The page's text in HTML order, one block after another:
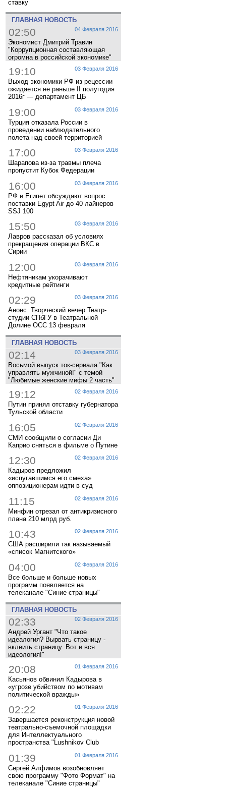
ставку
ГЛАВНАЯ НОВОСТЬ
04 Февраля 2016
02:50
Экономист Дмитрий Травин
"Коррупционная составляющая
огромна в российской экономике"
03 Февраля 2016
19:10
Выход экономики РФ из рецессии
ожидается не раньше II полугодия
2016г — департамент ЦБ
03 Февраля 2016
19:00
Турция отказала России в
проведении наблюдательного
полета над своей территорией
03 Февраля 2016
17:00
Шарапова из-за травмы плеча
пропустит Кубок Федерации
03 Февраля 2016
16:00
РФ и Египет обсуждают вопрос
поставки Egypt Air до 40 лайнеров
SSJ 100
03 Февраля 2016
15:50
Лавров рассказал об условиях
прекращения операции ВКС в
Сирии
03 Февраля 2016
12:00
Нефтяникам укорачивают
кредитные рейтинги
03 Февраля 2016
02:29
Анонс. Творческий вечер Театр-
студии СПбГУ в Театральной
Долине ОСС 13 февраля
ГЛАВНАЯ НОВОСТЬ
03 Февраля 2016
02:14
Восьмой выпуск ток-сериала "Как
управлять мужчиной!" с темой
"Любимые женские мифы 2 часть"
02 Февраля 2016
19:12
Путин принял отставку губернатора
Тульской области
02 Февраля 2016
16:05
СМИ сообщили о согласии Ди
Каприо сняться в фильме о Путине
02 Февраля 2016
12:30
Кадыров предложил
«испугавшимся его смеха»
оппозиционерам идти в суд
02 Февраля 2016
11:15
Минфин отрезал от антикризисного
плана 210 млрд руб.
02 Февраля 2016
10:43
США расширили так называемый
«список Магнитского»
02 Февраля 2016
04:00
Все больше и больше новых
программ появляется на
телеканале "Синие страницы"
ГЛАВНАЯ НОВОСТЬ
02 Февраля 2016
02:33
Андрей Ургант "Что такое
идеалогия? Вырвать страницу -
вклеить страницу. Вот и вся
идеология!"
01 Февраля 2016
20:08
Касьянов обвинил Кадырова в
«угрозе убийством по мотивам
политической вражды»
01 Февраля 2016
02:22
Завершается реконструкция новой
театрально-съемочной площадки
для Интеллектуального
пространства "Lushnikov Club
01 Февраля 2016
01:39
Сергей Алфимов возобновляет
свою программу "Фото Формат" на
телеканале "Синие страницы"